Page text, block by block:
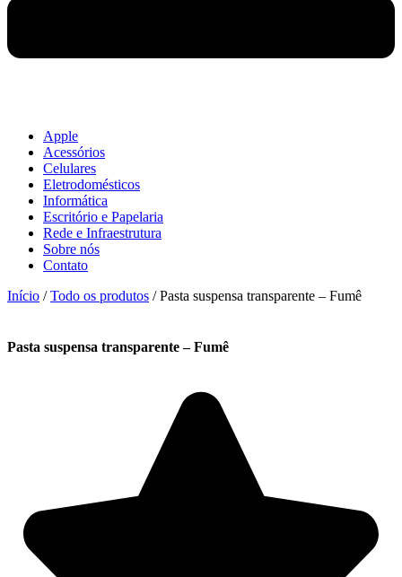
Apple
Acessórios
Celulares
Eletrodomésticos
Informática
Escritório e Papelaria
Rede e Infraestrutura
Sobre nós
Contato
Início /Todo os produtos / Pasta suspensa transparente – Fumê
Pasta suspensa transparente – Fumê